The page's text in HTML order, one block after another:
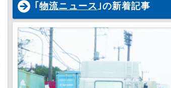
｢ 物流ニュース ｣の新着記事